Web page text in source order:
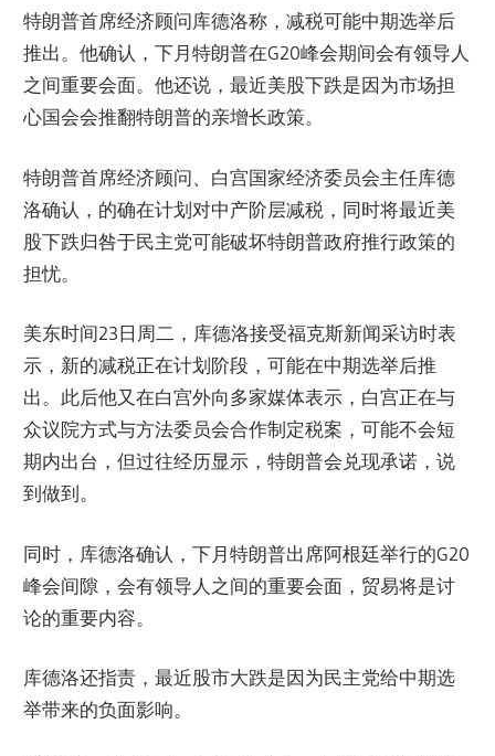
特朗普首席经济顾问库德洛称，减税可能中期选举后
推出。他确认，下月特朗普在G20峰会期间会有领导人
之间重要会面。他还说，最近美股下跌是因为市场担
心国会会推翻特朗普的亲增长政策。
特朗普首席经济顾问、白宫国家经济委员会主任库德
洛确认，的确在计划对中产阶层减税，同时将最近美
股下跌归咎于民主党可能破坏特朗普政府推行政策的
担忧。
美东时间23日周二，库德洛接受福克斯新闻采访时表
示，新的减税正在计划阶段，可能在中期选举后推
出。此后他又在白宫外向多家媒体表示，白宫正在与
众议院方式与方法委员会合作制定税案，可能不会短
期内出台，但过往经历显示，特朗普会兑现承诺，说
到做到。
同时，库德洛确认，下月特朗普出席阿根廷举行的G20
峰会间隙，会有领导人之间的重要会面，贸易将是讨
论的重要内容。
库德洛还指责，最近股市大跌是因为民主党给中期选
举带来的负面影响。